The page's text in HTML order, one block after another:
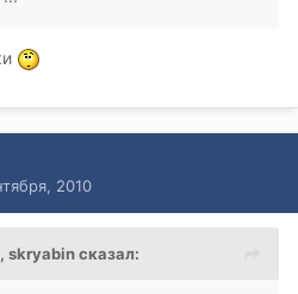
2010
сказал: